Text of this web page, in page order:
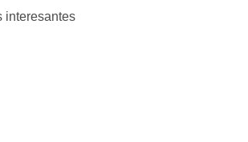
interesantes